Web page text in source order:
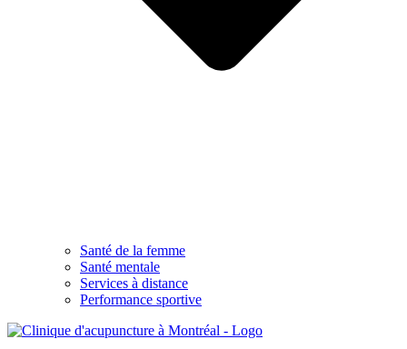
Santé de la femme
Santé mentale
Services à distance
Performance sportive